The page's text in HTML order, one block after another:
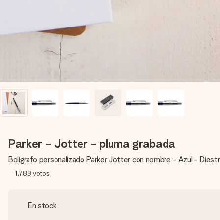
Parker - Jotter - pluma grabada
Bolígrafo personalizado Parker Jotter con nombre - Azul -
1,788 votos
En stock